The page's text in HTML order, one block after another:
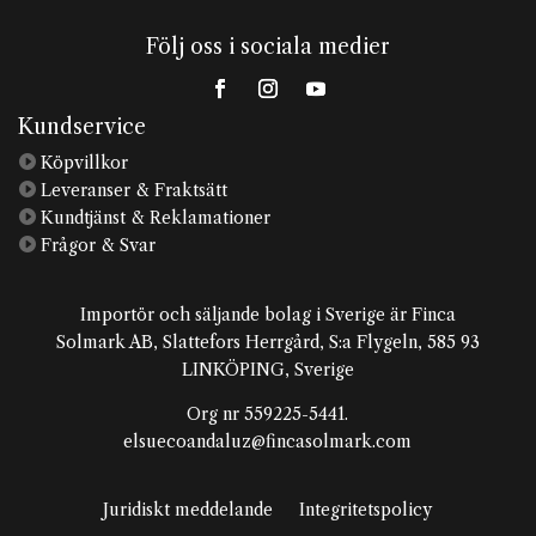
Följ oss i sociala medier
Kundservice
 Köpvillkor
 Leveranser & Fraktsätt
 Kundtjänst & Reklamationer
 Frågor & Svar
Importör och säljande bolag i Sverige är Finca
Solmark AB, Slattefors Herrgård, S:a Flygeln, 585 93
LINKÖPING, Sverige
Org nr 559225-5441.
elsuecoandaluz@fincasolmark.com
Juridiskt meddelande
Integritetspolicy